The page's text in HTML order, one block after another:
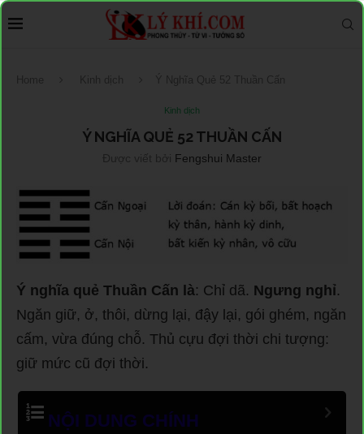
Home Kinh dịch Ý Nghĩa Quẻ 52 Thuần Cấn
Kinh dịch
Ý NGHĨA QUẺ 52 THUẦN CẤN
Được viết bởi Fengshui Master
Ý nghĩa quẻ Thuần Cấn là: Chỉ dã. Ngưng nghỉ.
Ngăn giữ, ở, thôi, dừng lại, đậy lại, gói ghém, ngăn
cấm, vừa đúng chỗ. Thủ cựu đợi thời chi tượng:
giữ mức cũ đợi thời.
NỘI DUNG CHÍNH